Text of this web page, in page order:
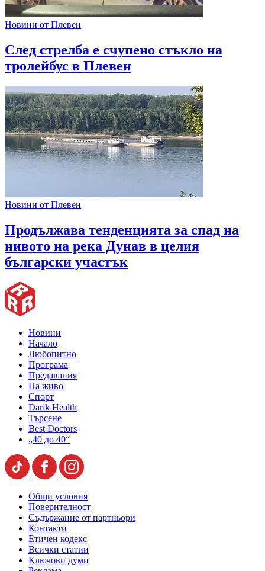
Новини от Плевен
След стрелба е счупено стъкло на
тролейбус в Плевен
Новини от Плевен
Продължава тенденцията за спад на
нивото на река Дунав в целия
български участък
Новини
Начало
Любопитно
Програма
Предавания
На живо
Спорт
Darik Health
Търсене
Best Doctors
„40 до 40“
Общи условия
Поверителност
Съдържание от партньори
Контакти
Етичен кодекс
Всички статии
Ключови думи